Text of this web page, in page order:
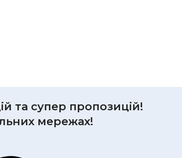
та супер пропозицій!
мережах!